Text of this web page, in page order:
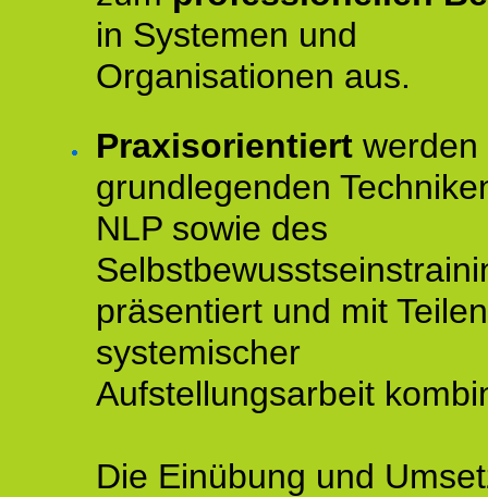
in Systemen und
Organisationen aus.
Praxisorientiert werden
grundlegenden
NLP sowie des
präsentiert und mit Teilen
systemischer
Aufstellungsarbeit
Die Einübung und